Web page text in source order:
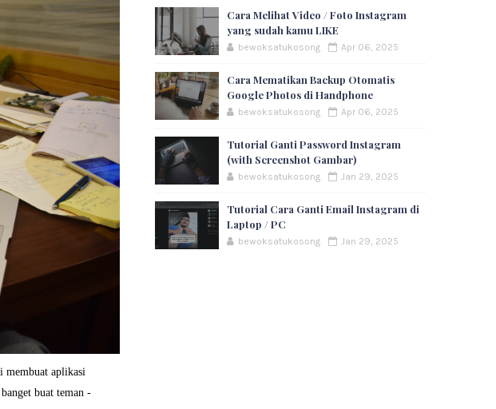
membuat aplikasi
buat teman -
Cara Melihat Video / Foto Instagram
yang sudah kamu LIKE
bewoksatukosong Apr 06, 2025
Cara Mematikan Backup Otomatis
Google Photos di Handphone
bewoksatukosong Apr 06, 2025
Tutorial Ganti Password Instagram
(with Screenshot Gambar)
bewoksatukosong Jan 29, 2025
Tutorial Cara Ganti Email Instagram di
Laptop / PC
bewoksatukosong Jan 29, 2025